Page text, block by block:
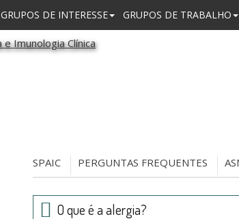
GRUPOS DE INTERESSE GRUPOS DE TRABALHO
SPAIC PERGUNTAS FREQUENTES
O que é a alergia?